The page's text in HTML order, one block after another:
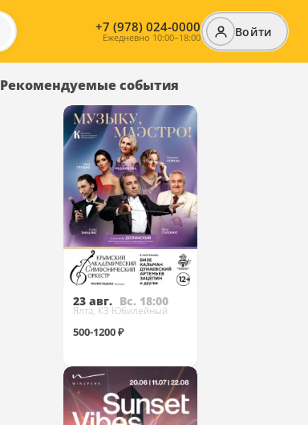
+7 (978) 024-0000
Ежедневно 10:00–18:00 Войти
Рекомендуемые события
23 авг. Вс. 18:00
Ялта, КЗ Юбилейный
500-1200 ₽
Купить